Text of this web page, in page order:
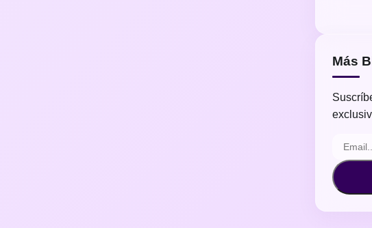
Más